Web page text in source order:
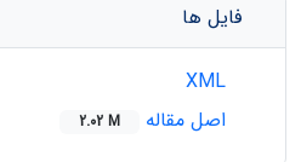
فایل ها
اصل مقاله
2.02 M